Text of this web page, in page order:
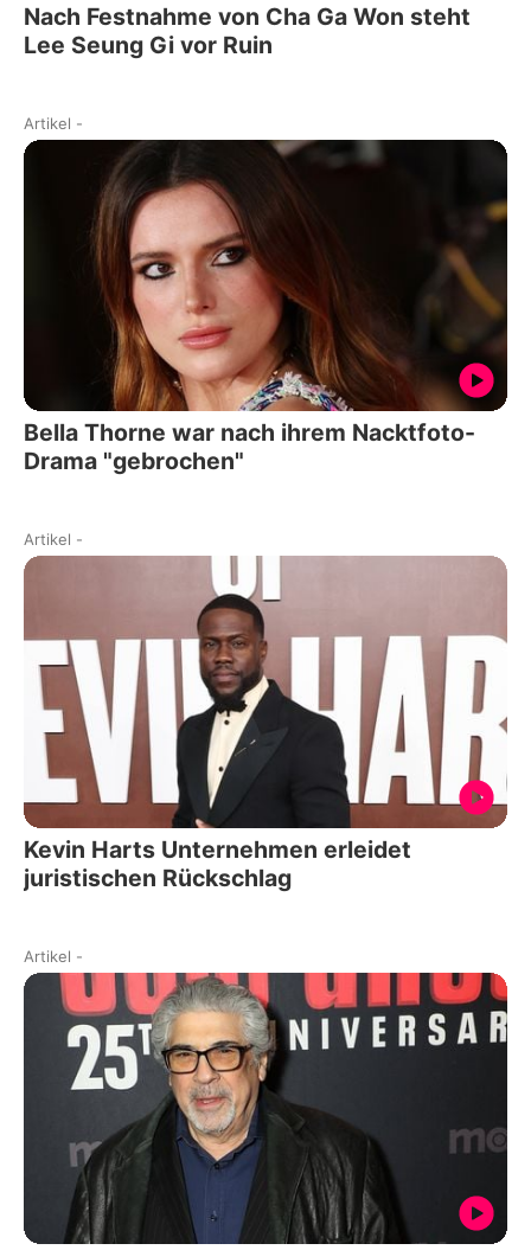
Nach Festnahme von Cha Ga Won steht
Lee Seung Gi vor Ruin
Artikel -
Bella Thorne war nach ihrem Nacktfoto-
Drama "gebrochen"
Artikel -
Kevin Harts Unternehmen erleidet
juristischen Rückschlag
Artikel -